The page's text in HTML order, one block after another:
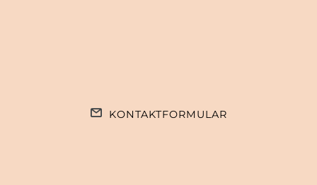
KONTAKTFORMULAR